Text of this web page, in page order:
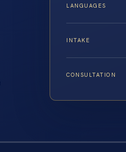
LANGUAGES
INTAKE
CONSULTATION